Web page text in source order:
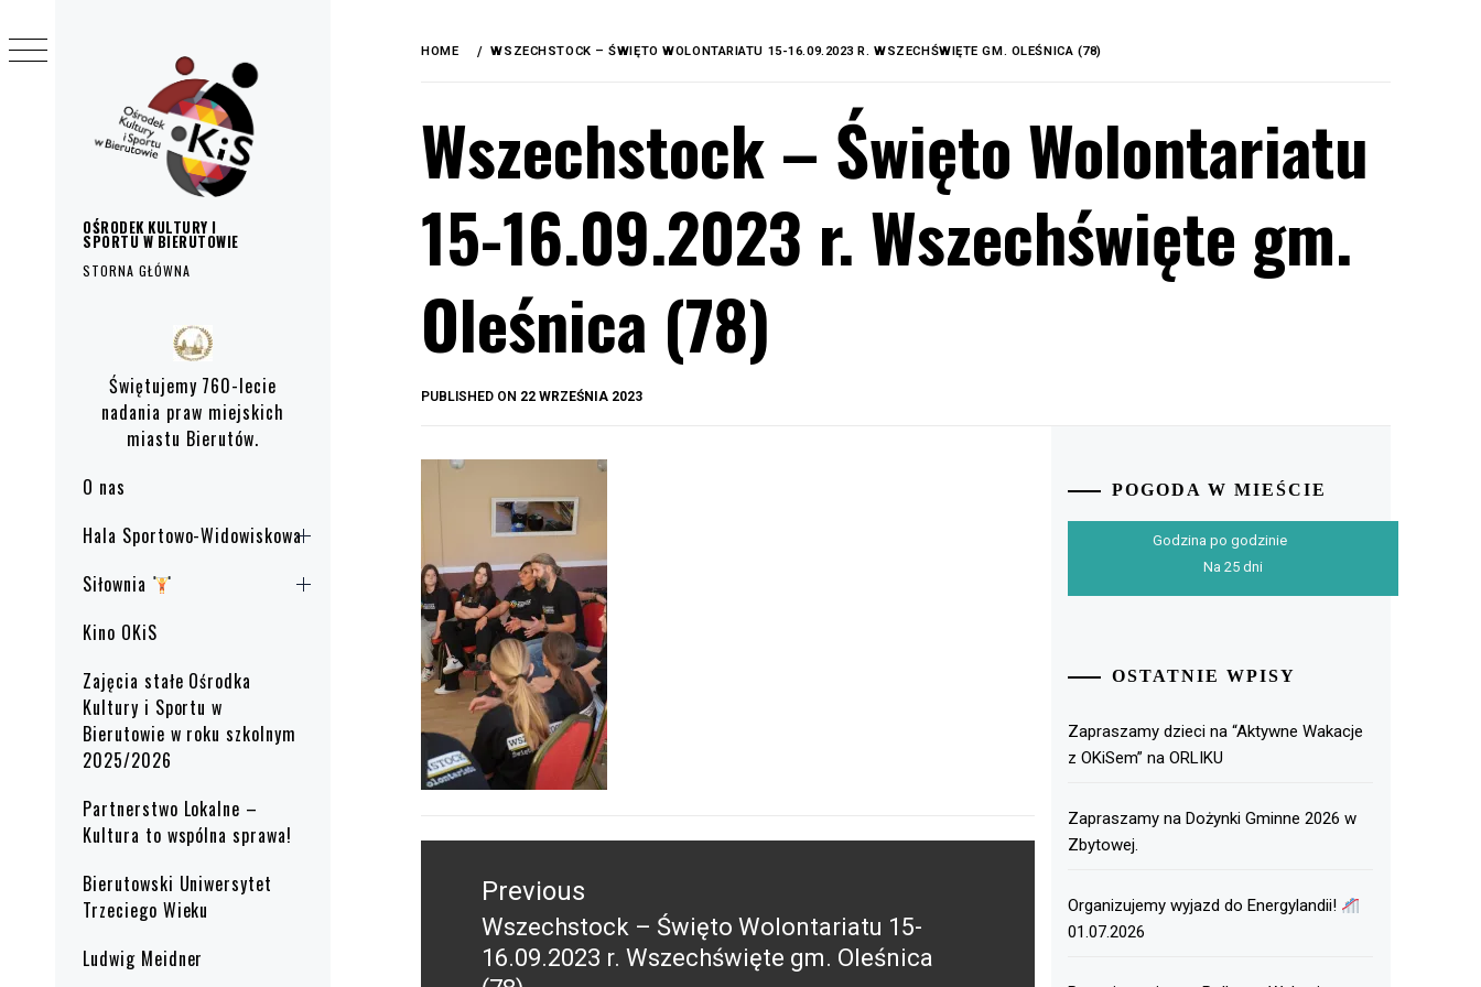
OŚRODEK KULTURY I
SPORTU W BIERUTOWIE
STORNA GŁÓWNA
Świętujemy 760-lecie
nadania praw miejskich
miastu Bierutów.
O nas
Hala Sportowo-Widowiskowa
Siłownia
Kino OKiS
Zajęcia stałe Ośrodka
Kultury i Sportu w
Bierutowie w roku szkolnym
2025/2026
Partnerstwo Lokalne –
Kultura to wspólna sprawa!
Bierutowski Uniwersytet
Trzeciego Wieku
Ludwig Meidner
HOME WSZECHSTOCK – ŚWIĘTO WOLONTARIATU 15-16.09.2023 R. WSZECHŚWIĘTE GM. OLEŚNICA (78)
Wszechstock – Święto Wolontariatu
15-16.09.2023 r. Wszechświęte gm.
Oleśnica (78)
PUBLISHED ON 22 WRZEŚNIA 2023
wpisuPrevious
Previous
post:
Wszechstock – Święto Wolontariatu 15-
16.09.2023 r. Wszechświęte gm. Oleśnica
POGODA W MIEŚCIE
Godzina po godzinie
Na 25 dni
OSTATNIE WPISY
Zapraszamy dzieci na “Aktywne Wakacje
z OKiSem” na ORLIKU
Zapraszamy na Dożynki Gminne 2026 w
Zbytowej.
Organizujemy wyjazd do Energylandii!
01.07.2026